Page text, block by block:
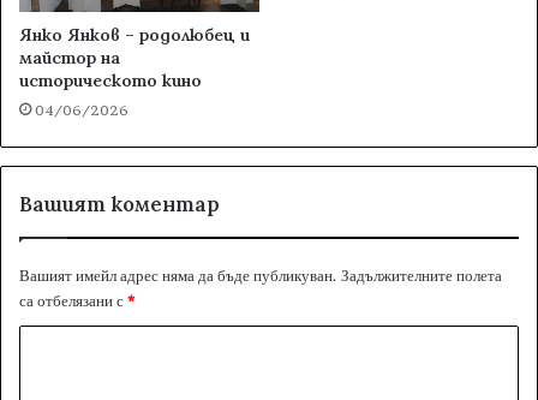
Янко Янков – родолюбец и
майстор на
историческото кино
04/06/2026
Вашият коментар
Вашият имейл адрес няма да бъде публикуван. Задължителните полета
са отбелязани с*